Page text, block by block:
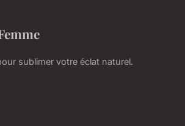
sublimer votre éclat naturel.